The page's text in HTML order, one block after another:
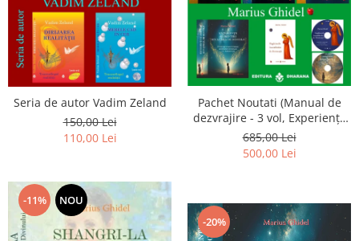
Seria de autor Vadim Zeland
150,00 Lei
110,00 Lei
Pachet Noutati (Manual de
dezvrajire - 3 vol, Experiențe
și amintiri, Rugăciunile
Luceafarului de dimineata) -
Marius Ghidel
685,00 Lei
500,00 Lei
-11% NOU
-20%